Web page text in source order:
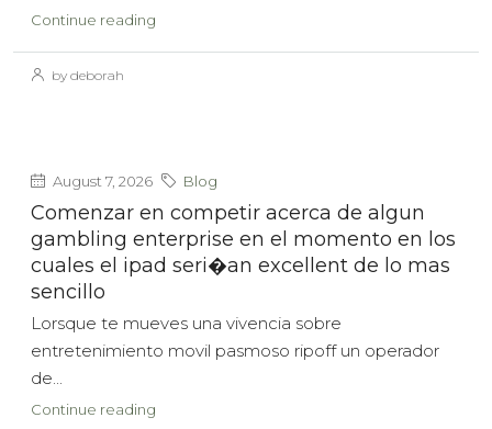
Continue reading
by deborah
August 7, 2026 Blog
Comenzar en competir acerca de algun
gambling enterprise en el momento en los
cuales el ipad seri�an excellent de lo mas
sencillo
Lorsque te mueves una vivencia sobre
entretenimiento movil pasmoso ripoff un operador
de...
Continue reading